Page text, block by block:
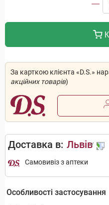
За карткою клієнта «D.S.»
акційних товарів)
Доставка в: Львів
Самовивіз з аптеки
Особливості застосування